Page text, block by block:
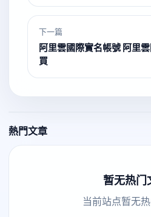
下一篇
阿里雲國際實名帳號 阿里
買
熱門文章
暂无热门
当前站点暂无热